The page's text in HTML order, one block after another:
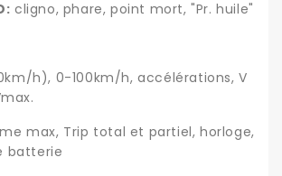
cligno, phare, point mort, "Pr. huile"
h), 0-100km/h, accélérations, V
max, Trip total et partiel, horloge,
batterie